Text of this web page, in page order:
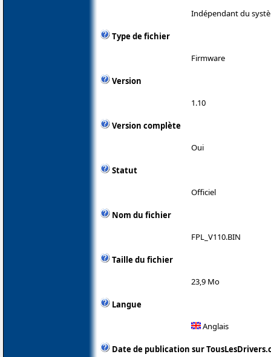
Indépendant du
Type de fichier
Firmware
Version
1.10
Version complète
Oui
Statut
Officiel
Nom du fichier
FPL_V110.BIN
Taille du fichier
23,9 Mo
Langue
Anglais
Date de publication sur